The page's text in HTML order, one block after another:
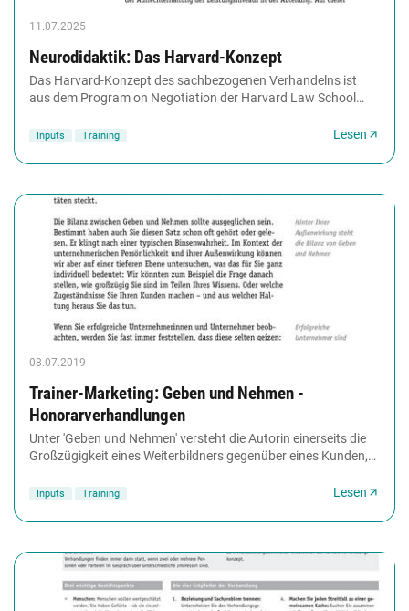
11.07.2025
Neurodidaktik: Das Harvard-Konzept
Das Harvard-Konzept des sachbezogenen Verhandelns ist
aus dem Program on Negotiation der Harvard Law School
Inputs Training Lesen
08.07.2019
Trainer-Marketing: Geben und Nehmen -
Honorarverhandlungen
Unter 'Geben und Nehmen' versteht die Autorin einerseits die
Großzügigkeit eines Weiterbildners gegenüber eines Kunden,
Inputs Training Lesen